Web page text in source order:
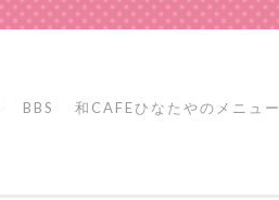
BBS 和CAFEひなたやのメニュー